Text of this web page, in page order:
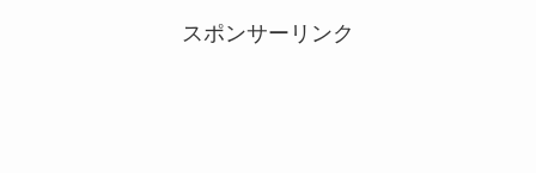
スポンサーリンク